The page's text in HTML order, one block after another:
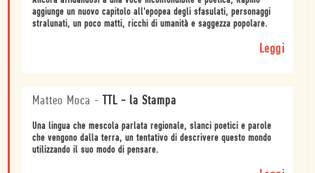
aggiunge un nuovo capitolo all'epopea degli sfasulati, personaggi
stralunati, un poco matti, ricchi di umanità e saggezza popolare.
Leggi
Matteo Moca - TTL - la Stampa
Una lingua che mescola parlata regionale, slanci poetici e parole
che vengono dalla terra, un tentativo di descrivere questo mondo
utilizzando il suo modo di pensare.